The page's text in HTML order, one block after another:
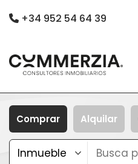
+34 952 54 64 39
Comprar Alquilar